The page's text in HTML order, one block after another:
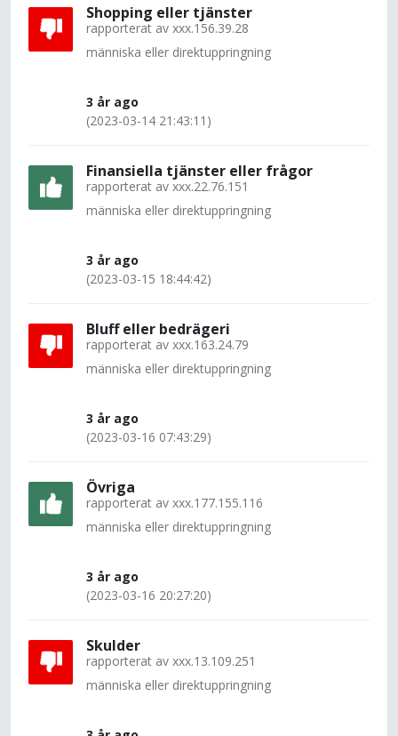
Shopping eller tjänster
rapporterat av xxx.156.39.28
människa eller direktuppringning
3 år ago
(2023-03-14 21:43:11)
Finansiella tjänster eller frågor
rapporterat av xxx.22.76.151
människa eller direktuppringning
3 år ago
(2023-03-15 18:44:42)
Bluff eller bedrägeri
rapporterat av xxx.163.24.79
människa eller direktuppringning
3 år ago
(2023-03-16 07:43:29)
Övriga
rapporterat av xxx.177.155.116
människa eller direktuppringning
3 år ago
(2023-03-16 20:27:20)
Skulder
rapporterat av xxx.13.109.251
människa eller direktuppringning